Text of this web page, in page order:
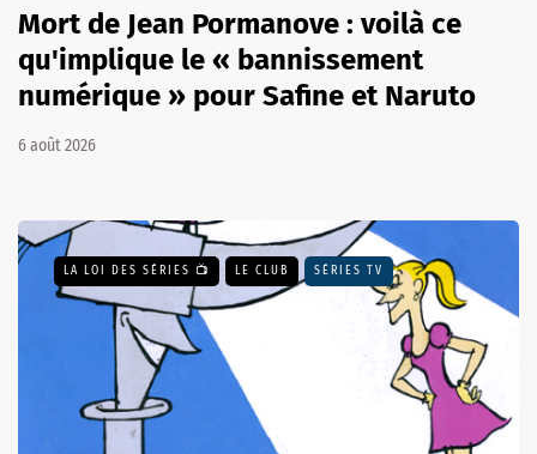
Mort de Jean Pormanove : voilà ce
qu'implique le « bannissement
numérique » pour Safine et Naruto
6 août 2026
LA LOI DES SÉRIES 📺 LE CLUB SÉRIES TV